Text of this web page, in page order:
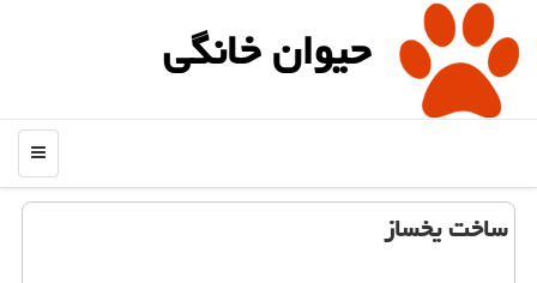
حیوان خانگی
منو
ساخت یخساز